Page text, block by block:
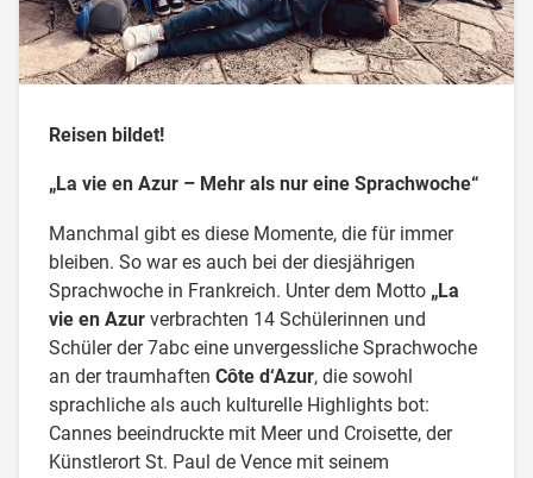
Reisen bildet!
„La vie en Azur – Mehr als nur eine Sprachwoche“
Manchmal gibt es diese Momente, die für immer
bleiben. So war es auch bei der diesjährigen
Sprachwoche in Frankreich. Unter dem Motto „La
vie en Azurverbrachten 14 Schülerinnen und
Schüler der 7abc eine unvergessliche Sprachwoche
an der traumhaftenCôte d‘Azur, die sowohl
sprachliche als auch kulturelle Highlights bot:
Cannes beeindruckte mit Meer und Croisette, der
Künstlerort St. Paul de Vence mit seinem